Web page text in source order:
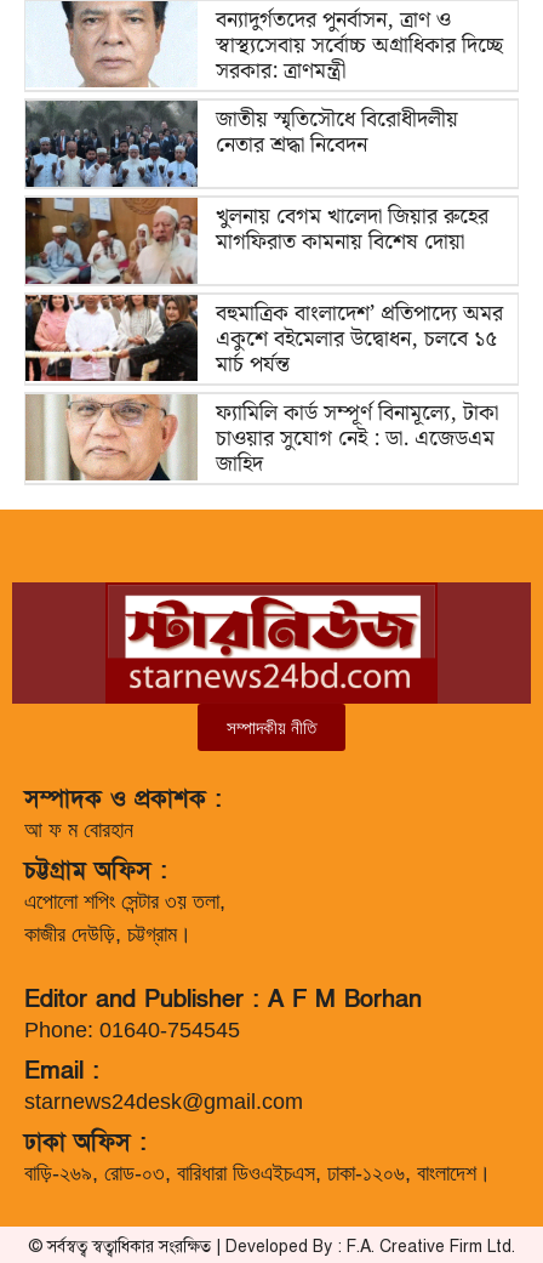
বন্যাদুর্গতদের পুনর্বাসন, ত্রাণ ও
স্বাস্থ্যসেবায় সর্বোচ্চ অগ্রাধিকার দিচ্ছে
সরকার: ত্রাণমন্ত্রী
জাতীয় স্মৃতিসৌধে বিরোধীদলীয়
নেতার শ্রদ্ধা নিবেদন
খুলনায় বেগম খালেদা জিয়ার রুহের
মাগফিরাত কামনায় বিশেষ দোয়া
বহুমাত্রিক বাংলাদেশ’ প্রতিপাদ্যে অমর
একুশে বইমেলার উদ্বোধন, চলবে ১৫
মার্চ পর্যন্ত
ফ্যামিলি কার্ড সম্পূর্ণ বিনামূল্যে, টাকা
চাওয়ার সুযোগ নেই : ডা. এজেডএম
জাহিদ
সম্পাদকীয় নীতি
সম্পাদক ও প্রকাশক :
আ ফ ম বোরহান
চট্টগ্রাম অফিস :
এপোলো শপিং সেন্টার ৩য় তলা,
কাজীর দেউড়ি, চট্টগ্রাম।
Editor and Publisher : A F M Borhan
Phone: 01640-754545
Email :
starnews24desk@gmail.com
ঢাকা অফিস :
বাড়ি-২৬৯, রোড-০৩, বারিধারা ডিওএইচএস, ঢাকা-১২০৬, বাংলাদেশ।
© সর্বস্বত্ব স্বত্বাধিকার সংরক্ষিত | Developed By : F.A. Creative Firm Ltd.